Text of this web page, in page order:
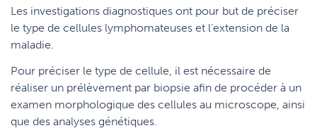
Les investigations diagnostiques ont pour but de préciser
le type de cellules lymphomateuses et l’extension de la
maladie.
Pour préciser le type de cellule, il est nécessaire de
réaliser un prélèvement par biopsie afin de procéder à un
examen morphologique des cellules au microscope, ainsi
que des analyses génétiques.